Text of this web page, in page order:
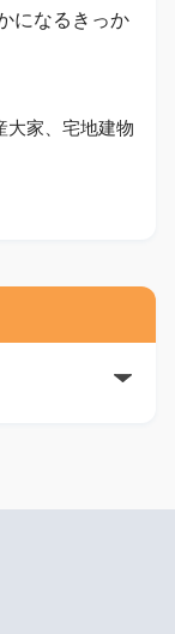
になるきっか
大家、宅地建物